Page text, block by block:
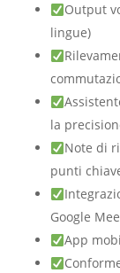
Output
lingue)
la
Note di
punti
Google
App